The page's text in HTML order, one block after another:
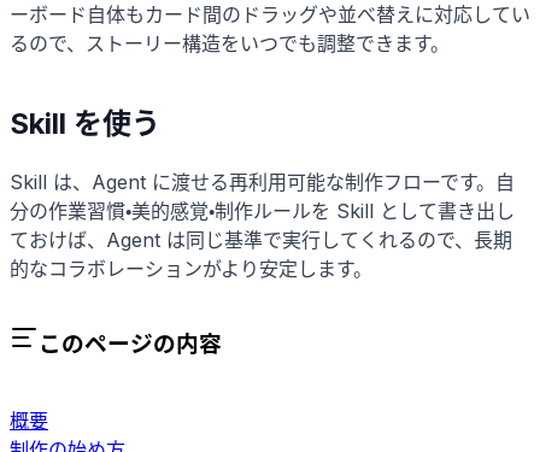
ーボード自体もカード間のドラッグや並べ替えに対応してい
るので、ストーリー構造をいつでも調整できます。
Skill を使う
Skill は、Agent に渡せる再利用可能な制作フローです。自
分の作業習慣・美的感覚・制作ルールを Skill として書き出し
ておけば、Agent は同じ基準で実行してくれるので、長期
的なコラボレーションがより安定します。
このページの内容
概要